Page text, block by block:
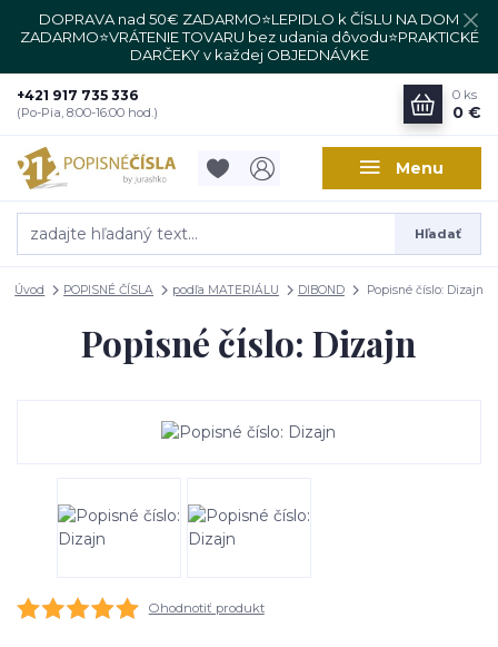
DOPRAVA nad 50€ ZADARMO⭐LEPIDLO k ČÍSLU NA DOM
ZADARMO⭐VRÁTENIE TOVARU bez udania dôvodu⭐PRAKTICKÉ
DARČEKY v každej OBJEDNÁVKE
Menu
Hľadať
+421 917 735 336
(Po-Pia, 8:00-16:00 hod.)
0 ks
0 €
Úvod POPISNÉ ČÍSLA podľa MATERIÁLU DIBOND Popisné číslo: Dizajn
Popisné číslo: Dizajn
Ohodnotiť produkt